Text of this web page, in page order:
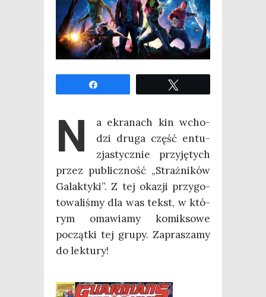
N
a ekra­nach kin wcho­
dzi dru­ga część entu­
zja­stycz­nie przy­ję­tych
przez publicz­ność „Straż­ni­ków
Galak­ty­ki”. Z tej oka­zji przy­go­
to­wa­li­śmy dla was tekst, w któ­
rym oma­wia­my komik­so­we
począt­ki tej gru­py. Zapra­sza­my
do lektury!